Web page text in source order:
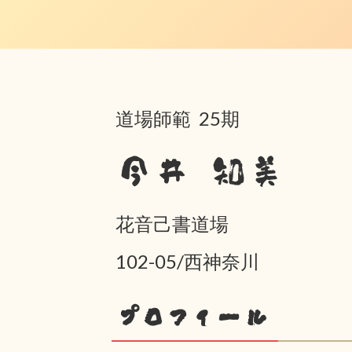
道場師範 25期
今井 知美
花音己書道場
102-05/西神奈川
プロフィール